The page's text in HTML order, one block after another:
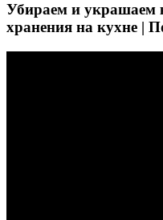
Убираем и украшаем
хранения на кухне |